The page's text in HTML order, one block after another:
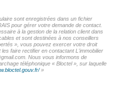
sont enregistrées dans un fichier
pour gérer votre demande de contact.
à la gestion de la relation client dans
et sont destinées à nos conseillers
», vous pouvez exercer votre droit
faire rectifier en contactant L'immobilier
Nous vous informons de
téléphonique « Bloctel », sur laquelle
»